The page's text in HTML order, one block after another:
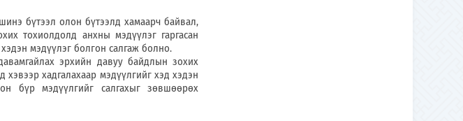
бүтээл олон бүтээлд хамаарч байвал,
тохиолдолд анхны мэдүүлэг гаргасан
мэдүүлэг болгон салгаж болно.
эрхийн давуу байдлын зохих
хадгалахаар мэдүүлгийг хэд хэдэн
бүр мэдүүлгийг салгахыг зөвшөөрөх